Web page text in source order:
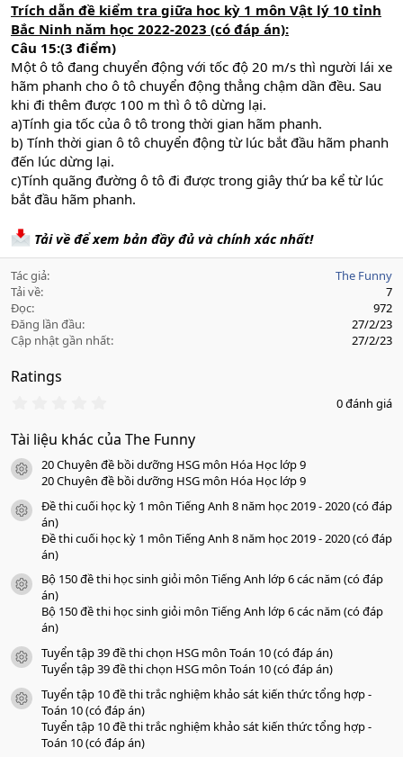
Trích dẫn đề kiểm tra giữa hoc kỳ 1 môn Vật lý 10 tỉnh
Bắc Ninh năm học 2022-2023 (có đáp án):
Câu 15:(3 điểm)
Một ô tô đang chuyển động với tốc độ 20 m/s thì người lái xe
hãm phanh cho ô tô chuyển động thẳng chậm dần đều. Sau
khi đi thêm được 100 m thì ô tô dừng lại.
a)Tính gia tốc của ô tô trong thời gian hãm phanh.
b) Tính thời gian ô tô chuyển động từ lúc bắt đầu hãm phanh
đến lúc dừng lại.
c)Tính quãng đường ô tô đi được trong giây thứ ba kể từ lúc
bắt đầu hãm phanh.
Tải về để xem bản đầy đủ và chính xác nhất!
Tác giả
The Funny
Tải về
7
Đọc
972
Đăng lần đầu
27/2/23
Cập nhật gần nhất
27/2/23
Ratings
0
0
s
a
o
0 đánh giá
Tài liệu khác của The Funny
icon tài liệu
20 Chuyên đề bồi dưỡng HSG môn Hóa Học lớp 9
20 Chuyên đề bồi dưỡng HSG môn Hóa Học lớp 9
icon tài liệu
Đề thi cuối học kỳ 1 môn Tiếng Anh 8 năm học 2019 - 2020 (có đáp
án)
Đề thi cuối học kỳ 1 môn Tiếng Anh 8 năm học 2019 - 2020 (có đáp
án)
icon tài liệu
Bộ 150 đề thi học sinh giỏi môn Tiếng Anh lớp 6 các năm (có đáp
án)
Bộ 150 đề thi học sinh giỏi môn Tiếng Anh lớp 6 các năm (có đáp
án)
icon tài liệu
Tuyển tập 39 đề thi chọn HSG môn Toán 10 (có đáp án)
Tuyển tập 39 đề thi chọn HSG môn Toán 10 (có đáp án)
icon tài liệu
Tuyển tập 10 đề thi trắc nghiệm khảo sát kiến thức tổng hợp -
Toán 10 (có đáp án)
Tuyển tập 10 đề thi trắc nghiệm khảo sát kiến thức tổng hợp -
Toán 10 (có đáp án)